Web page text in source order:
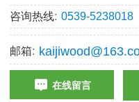
咨询热线: 0539-5238018
邮箱:
在线留言